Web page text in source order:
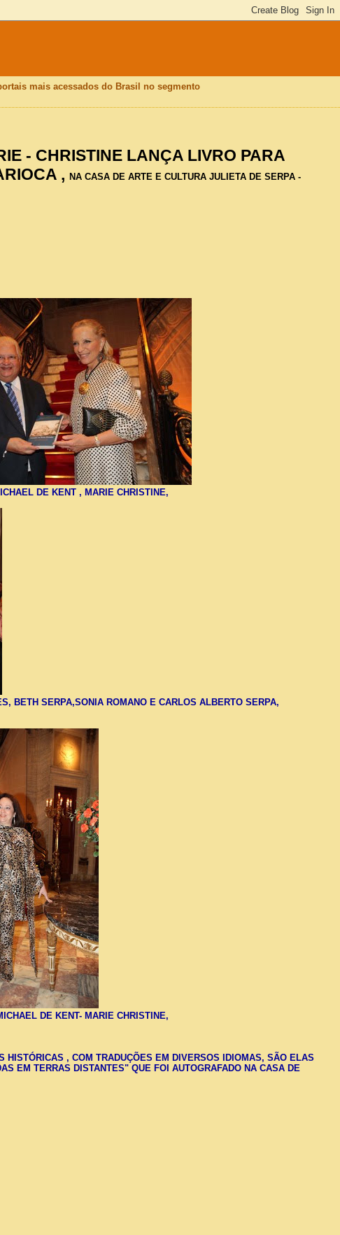
mais acessados do Brasil no segmento
- CHRISTINE LANÇA LIVRO PARA
, NA CASA DE ARTE E CULTURA JULIETA DE SERPA -
DE KENT , MARIE CHRISTINE,
BETH SERPA,SONIA ROMANO E CARLOS ALBERTO SERPA,
DE KENT- MARIE CHRISTINE,
, COM TRADUÇÕES EM DIVERSOS IDIOMAS, SÃO ELAS
EM TERRAS DISTANTES" QUE FOI AUTOGRAFADO NA CASA DE